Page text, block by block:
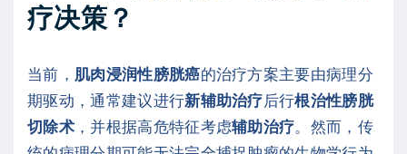
疗决策？
当前， 肌肉浸润性膀胱癌的治疗方案主要由病理分
期驱动，通常建议进行新辅助治疗后行根治性膀胱
切除术，并根据高危特征考虑辅助治疗。然而，传